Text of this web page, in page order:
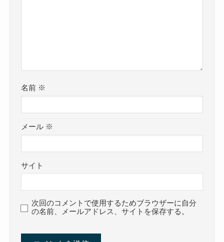
名前 ※
メール ※
サイト
次回のコメントで使用するためブラウザーに自分
の名前、メールアドレス、サイトを保存する。